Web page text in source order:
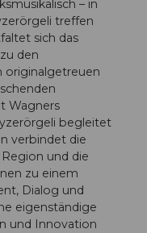
– in
treffen
sich das
den
originalgetreuen
Wagners
begleitet
verbindet die
und die
zu einem
Dialog und
eigenständige
und Innovation